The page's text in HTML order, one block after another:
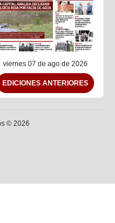
viernes 07 de ago de 2026
EDICIONES ANTERIORES
© 2026